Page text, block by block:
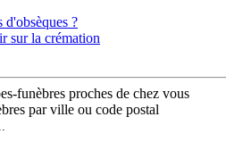
?
sur la crémation
funèbres proches de chez vous
par ville ou code postal